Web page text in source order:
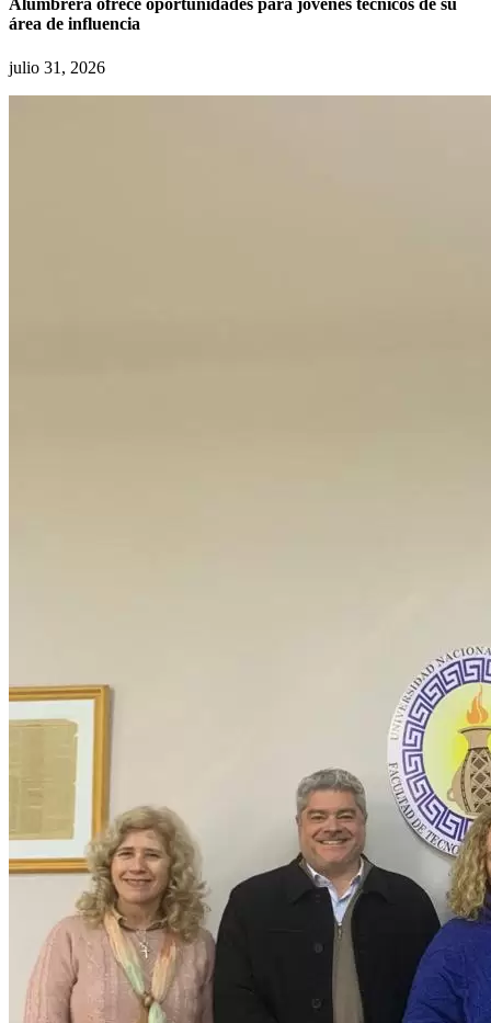
Alumbrera ofrece oportunidades para jóvenes técnicos de su
área de influencia
julio 31, 2026